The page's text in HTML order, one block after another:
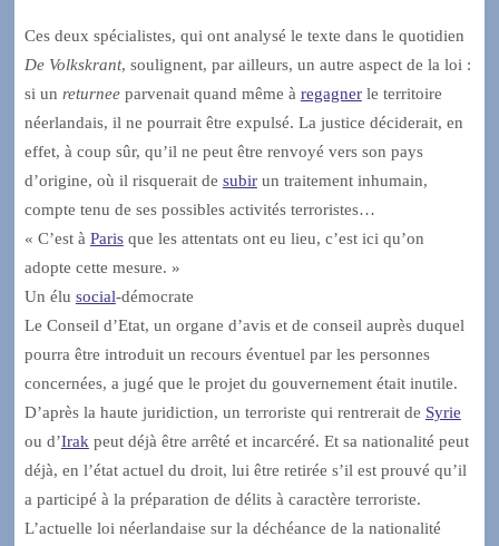
Ces deux spécialistes, qui ont analysé le texte dans le quotidien
De Volkskrant, soulignent, par ailleurs, un autre aspect de la loi :
si un returneeparvenait quand même à regagnerle territoire
néerlandais, il ne pourrait être expulsé. La justice déciderait, en
effet, à coup sûr, qu’il ne peut être renvoyé vers son pays
d’origine, où il risquerait de subirun traitement inhumain,
compte tenu de ses possibles activités terroristes…
« C’est à Parisque les attentats ont eu lieu, c’est ici qu’on
adopte cette mesure. »
Un élu social-démocrate
Le Conseil d’Etat, un organe d’avis et de conseil auprès duquel
pourra être introduit un recours éventuel par les personnes
concernées, a jugé que le projet du gouvernement était inutile.
D’après la haute juridiction, un terroriste qui rentrerait de Syrie
ou d’Irak peut déjà être arrêté et incarcéré. Et sa nationalité peut
déjà, en l’état actuel du droit, lui être retirée s’il est prouvé qu’il
a participé à la préparation de délits à caractère terroriste.
L’actuelle loi néerlandaise sur la déchéance de la nationalité